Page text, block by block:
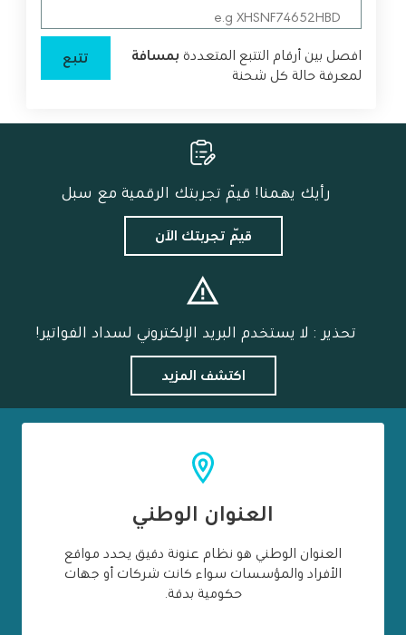
افصل بين أرقام التتبع المتعددة بمسافة
لمعرفة حالة كل شحنة
تتبع
رأيك يهمنا! قيّم تجربتك الرقمية مع سبل
قيّم تجربتك الآن
تحذير : لا يستخدم البريد الإلكتروني لسداد الفواتير!
اكتشف المزيد
العنوان الوطني
العنوان الوطني هو نظام عنونة دقيق يحدد مواقع
الأفراد والمؤسسات سواء كانت شركات أو جهات
حكومية بدقة.